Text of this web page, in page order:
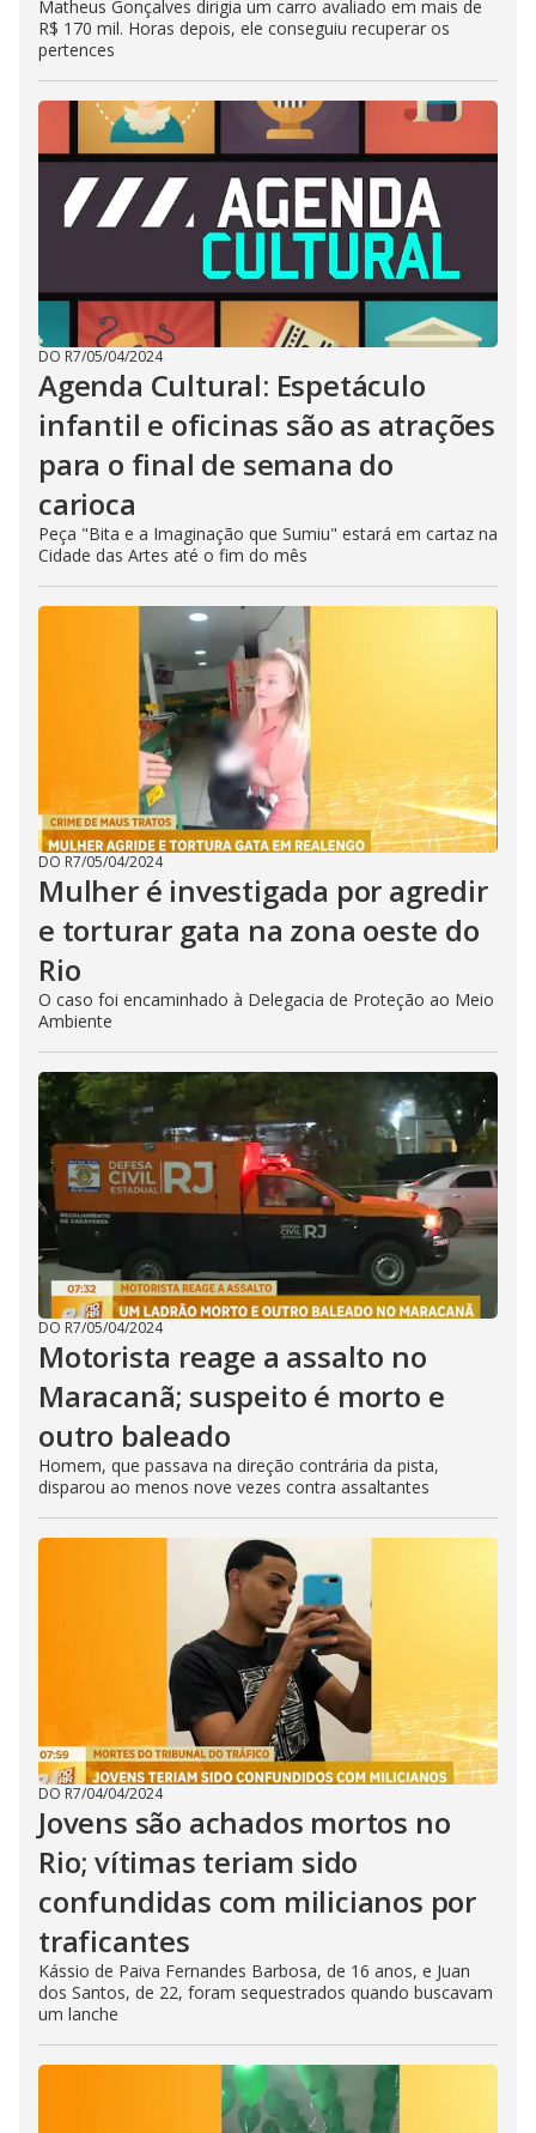
Matheus Gonçalves dirigia um carro avaliado em mais de
R$ 170 mil. Horas depois, ele conseguiu recuperar os
pertences
DO R7/05/04/2024
Agenda Cultural: Espetáculo
infantil e oficinas são as atrações
para o final de semana do
carioca
Peça "Bita e a Imaginação que Sumiu" estará em cartaz na
Cidade das Artes até o fim do mês
DO R7/05/04/2024
Mulher é investigada por agredir
e torturar gata na zona oeste do
Rio
O caso foi encaminhado à Delegacia de Proteção ao Meio
Ambiente
DO R7/05/04/2024
Motorista reage a assalto no
Maracanã; suspeito é morto e
outro baleado
Homem, que passava na direção contrária da pista,
disparou ao menos nove vezes contra assaltantes
DO R7/04/04/2024
Jovens são achados mortos no
Rio; vítimas teriam sido
confundidas com milicianos por
traficantes
Kássio de Paiva Fernandes Barbosa, de 16 anos, e Juan
dos Santos, de 22, foram sequestrados quando buscavam
um lanche